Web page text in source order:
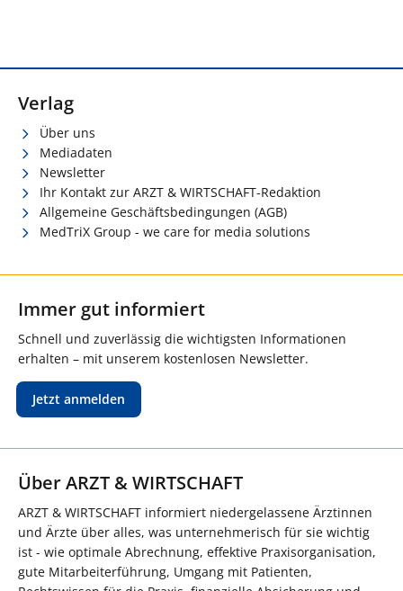
Verlag
Über uns
Mediadaten
Newsletter
Ihr Kontakt zur ARZT & WIRTSCHAFT-Redaktion
Allgemeine Geschäftsbedingungen (AGB)
MedTriX Group - we care for media solutions
Immer gut informiert
Schnell und zuverlässig die wichtigsten Informationen
erhalten – mit unserem kostenlosen Newsletter.
Jetzt anmelden
Über ARZT & WIRTSCHAFT
ARZT & WIRTSCHAFT informiert niedergelassene Ärztinnen
und Ärzte über alles, was unternehmerisch für sie wichtig
ist - wie optimale Abrechnung, effektive Praxisorganisation,
gute Mitarbeiterführung, Umgang mit Patienten,